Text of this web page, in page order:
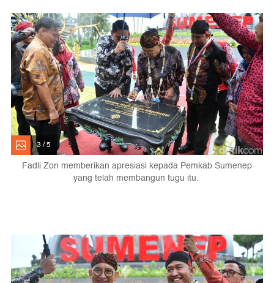
3 / 5
Fadli Zon memberikan apresiasi kepada Pemkab Sumenep
yang telah membangun tugu itu.